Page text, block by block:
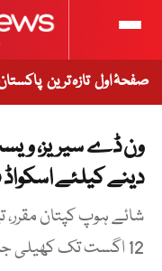
صفحۂ اول تازہ ترین
ون ڈے سیریز،
دینے کیلئے اسکواڈ
12 اگست تک کھیلی جائے گی